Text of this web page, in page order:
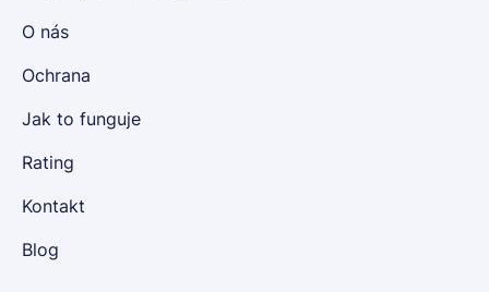
O nás
Ochrana
Jak to funguje
Rating
Kontakt
Blog